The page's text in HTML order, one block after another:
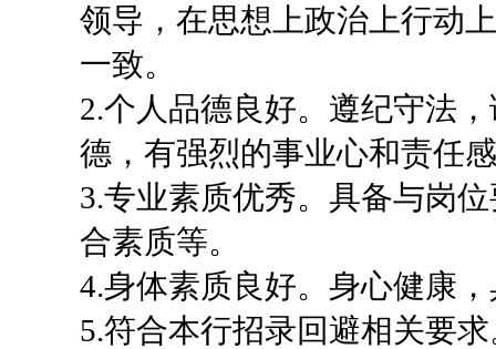
领导，在思想上政治上行动
一致。
2.个人品德良好。遵纪守法
德，有强烈的事业心和责任
3.专业素质优秀。具备与岗
合素质等。
4.身体素质良好。身心健康
5.符合本行招录回避相关要